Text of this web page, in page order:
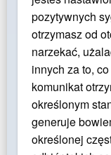
pozytywnych
otrzymasz od
narzekać,
innych za to,
komunikat
określonym
generuje
określonej